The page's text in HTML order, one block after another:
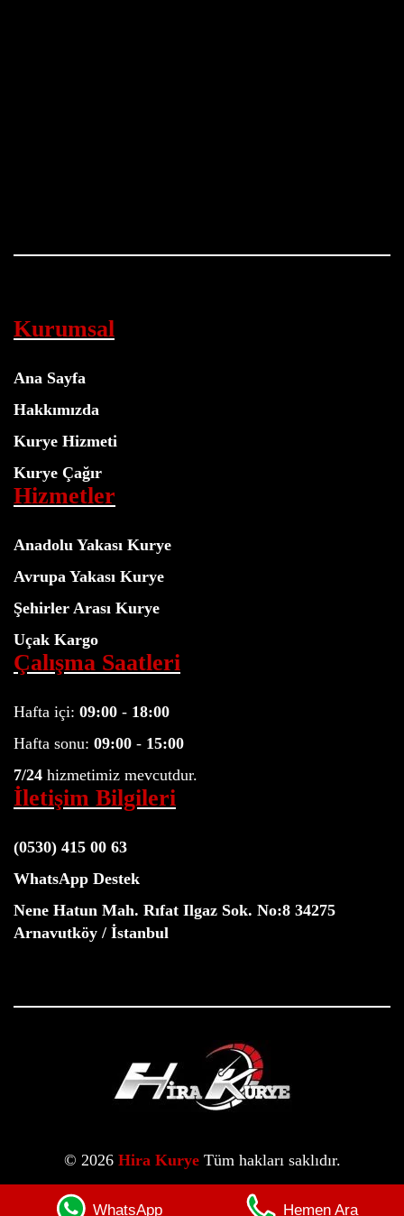
Kurumsal
Ana Sayfa
Hakkımızda
Kurye Hizmeti
Kurye Çağır
Hizmetler
Anadolu Yakası Kurye
Avrupa Yakası Kurye
Şehirler Arası Kurye
Uçak Kargo
Çalışma Saatleri
Hafta içi: 09:00 - 18:00
Hafta sonu: 09:00 - 15:00
7/24 hizmetimiz mevcutdur.
İletişim Bilgileri
(0530) 415 00 63
WhatsApp Destek
Nene Hatun Mah. Rıfat Ilgaz Sok. No:8 34275
Arnavutköy / İstanbul
© 2026 Hira Kurye Tüm hakları saklıdır.
WordPress
WhatsApp Hemen Ara